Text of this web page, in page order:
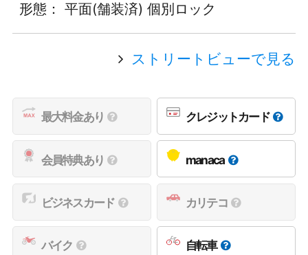
形態： 平面(舗装済) 個別ロック
ストリートビューで見る
最大料金あり クレジットカード
会員特典あり manaca
ビジネスカード カリテコ
バイク 自転車